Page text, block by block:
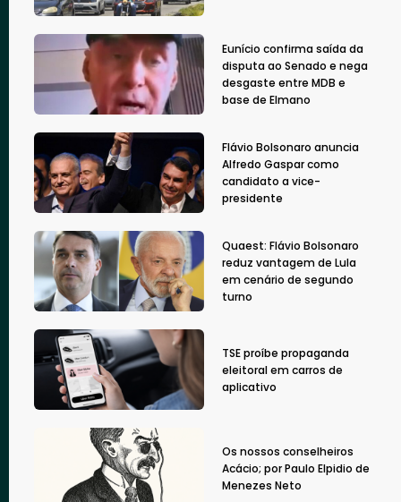
Eunício confirma saída da
disputa ao Senado e nega
desgaste entre MDB e
base de Elmano
Flávio Bolsonaro anuncia
Alfredo Gaspar como
candidato a vice-
presidente
Quaest: Flávio Bolsonaro
reduz vantagem de Lula
em cenário de segundo
turno
TSE proíbe propaganda
eleitoral em carros de
aplicativo
Os nossos conselheiros
Acácio; por Paulo Elpidio de
Menezes Neto